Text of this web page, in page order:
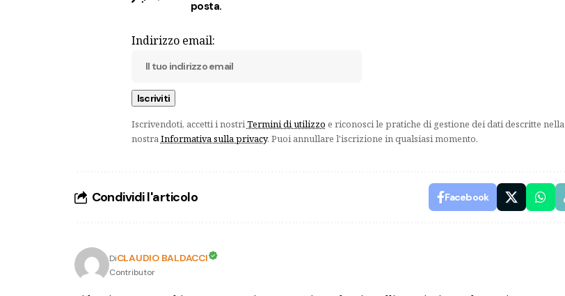
posta.
Indirizzo email:
Iscrivendoti, accetti i nostriTermini di utilizzo e riconosci le pratiche di gestione dei dati descritte nella
nostraInformativa sulla privacy. Puoi annullare l'iscrizione in qualsiasi momento.
Condividi l'articolo Facebook
DiCLAUDIO BALDACCI
Contributor